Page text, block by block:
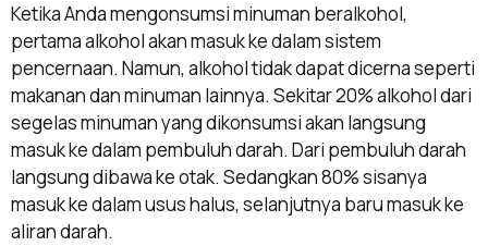
Ketika Anda mengonsumsi minuman beralkohol,
pertama alkohol akan masuk ke dalam sistem
pencernaan. Namun, alkohol tidak dapat dicerna seperti
makanan dan minuman lainnya. Sekitar 20% alkohol dari
segelas minuman yang dikonsumsi akan langsung
masuk ke dalam pembuluh darah. Dari pembuluh darah
langsung dibawa ke otak. Sedangkan 80% sisanya
masuk ke dalam usus halus, selanjutnya baru masuk ke
aliran darah.